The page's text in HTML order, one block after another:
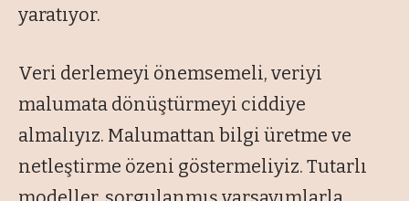
yaratıyor.
Veri derlemeyi önemsemeli, veriyi
malumata dönüştürmeyi ciddiye
almalıyız. Malumattan bilgi üretme ve
netleştirme özeni göstermeliyiz. Tutarlı